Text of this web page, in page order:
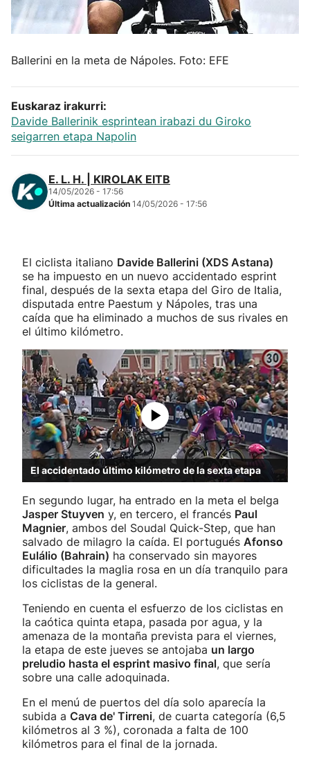
Más deportes
"Helmuga"
Ballerini en la meta de Nápoles. Foto: EFE
Euskaraz irakurri:
Davide Ballerinik esprintean irabazi du Giroko
seigarren etapa Napolin
E. L. H. | KIROLAK EITB
14/05/2026 - 17:56
Última actualización 14/05/2026 - 17:56
El ciclista italiano Davide Ballerini (XDS Astana)
se ha impuesto en un nuevo accidentado esprint
final, después de la sexta etapa del Giro de Italia,
disputada entre Paestum y Nápoles, tras una
caída que ha eliminado a muchos de sus rivales en
el último kilómetro.
El accidentado último kilómetro de la sexta etapa
En segundo lugar, ha entrado en la meta el belga
Jasper Stuyven y, en tercero, el francés Paul
Magnier, ambos del Soudal Quick-Step, que han
salvado de milagro la caída. El portugués Afonso
Eulálio (Bahrain) ha conservado sin mayores
dificultades la maglia rosa en un día tranquilo para
los ciclistas de la general.
Teniendo en cuenta el esfuerzo de los ciclistas en
la caótica quinta etapa, pasada por agua, y la
amenaza de la montaña prevista para el viernes,
la etapa de este jueves se antojaba un largo
preludio hasta el esprint masivo final, que sería
sobre una calle adoquinada.
En el menú de puertos del día solo aparecía la
subida a Cava de' Tirreni, de cuarta categoría (6,5
kilómetros al 3 %), coronada a falta de 100
kilómetros para el final de la jornada.